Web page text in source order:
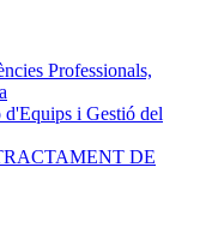
Professionals,
i Gestió del
DE